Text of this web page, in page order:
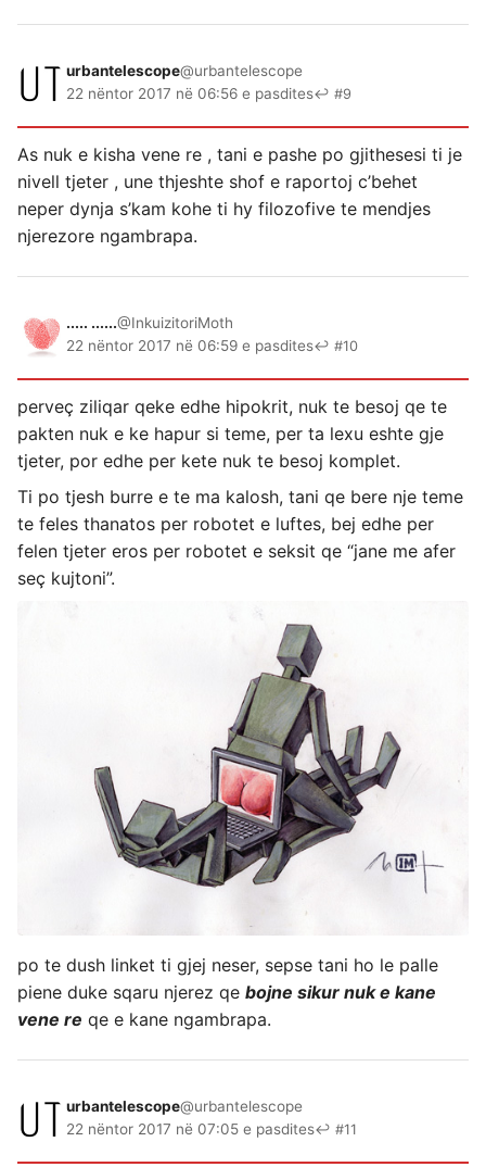
urbantelescope@urbantelescope
22 nëntor 2017 në 06:56 e pasdites↩ #9
As nuk e kisha vene re , tani e pashe po gjithesesi ti je
nivell tjeter , une thjeshte shof e raportoj c’behet
neper dynja s’kam kohe ti hy filozofive te mendjes
njerezore ngambrapa.
..... ......@InkuizitoriMoth
22 nëntor 2017 në 06:59 e pasdites↩ #10
perveç ziliqar qeke edhe hipokrit, nuk te besoj qe te
pakten nuk e ke hapur si teme, per ta lexu eshte gje
tjeter, por edhe per kete nuk te besoj komplet.
Ti po tjesh burre e te ma kalosh, tani qe bere nje teme
te feles thanatos per robotet e luftes, bej edhe per
felen tjeter eros per robotet e seksit qe “jane me afer
seç kujtoni”.
po te dush linket ti gjej neser, sepse tani ho le palle
piene duke sqaru njerez qe bojne sikur nuk e kane
vene re qe e kane ngambrapa.
urbantelescope@urbantelescope
22 nëntor 2017 në 07:05 e pasdites↩ #11